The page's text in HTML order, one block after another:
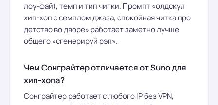
лоу-фай), темп и тип читки. Промпт «олдскул
хип-хоп с семплом джаза, спокойная читка про
детство во дворе» работает заметно лучше
общего «сгенерируй рэп».
Чем Сонграйтер отличается от Suno для
хип-хопа?
Сонграйтер работает с любого IP без VPN,